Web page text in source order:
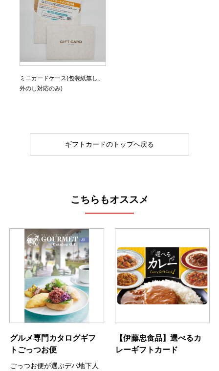
ミニカードケース(包装紙無し、
外のし対応のみ)
ギフトカードのトップへ戻る
こちらもオススメ
グルメ専門カタログギフ
トごっつお便
ごっつお便が選ぶデパ地下人
【伊藤忠食品】選べるカ
レーギフトカード